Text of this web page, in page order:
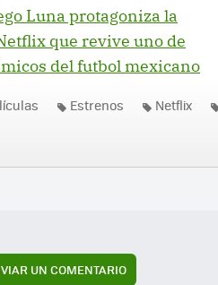
Luna protagoniza la
que revive uno de
del futbol mexicano
Estrenos Netflix
UN COMENTARIO